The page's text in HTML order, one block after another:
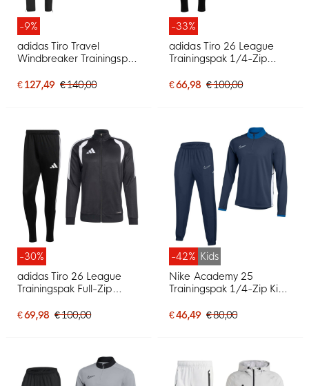
-9%
adidas Tiro Travel
Windbreaker Trainingspak
€ 127,49 € 140,00
-33%
adidas Tiro 26 League
Trainingspak 1/4-Zip
€ 66,98 € 100,00
-30%
adidas Tiro 26 League
Trainingspak Full-Zip
€ 69,98 € 100,00
-42% Kids
Nike Academy 25
Trainingspak 1/4-Zip Kids
€ 46,49 € 80,00